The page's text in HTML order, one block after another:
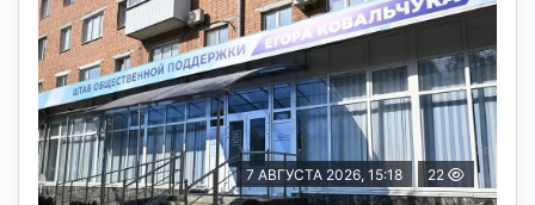
7 АВГУСТА 2026, 15:18 22